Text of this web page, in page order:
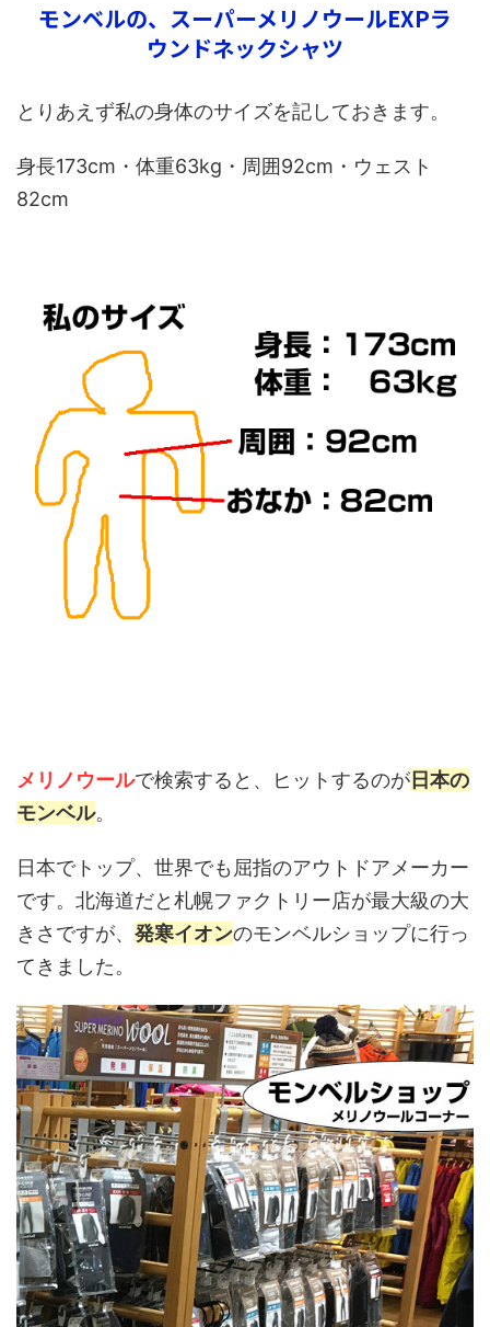
モンベルの、スーパーメリノウールEXPラ
ウンドネックシャツ
とりあえず私の身体のサイズを記しておきます。
身長173cm・体重63kg・周囲92cm・ウェスト
82cm
メリノウールで検索すると、ヒットするのが日本の
モンベル。
日本でトップ、世界でも屈指のアウトドアメーカー
です。北海道だと札幌ファクトリー店が最大級の大
きさですが、 発寒イオンのモンベルショップに行っ
てきました。